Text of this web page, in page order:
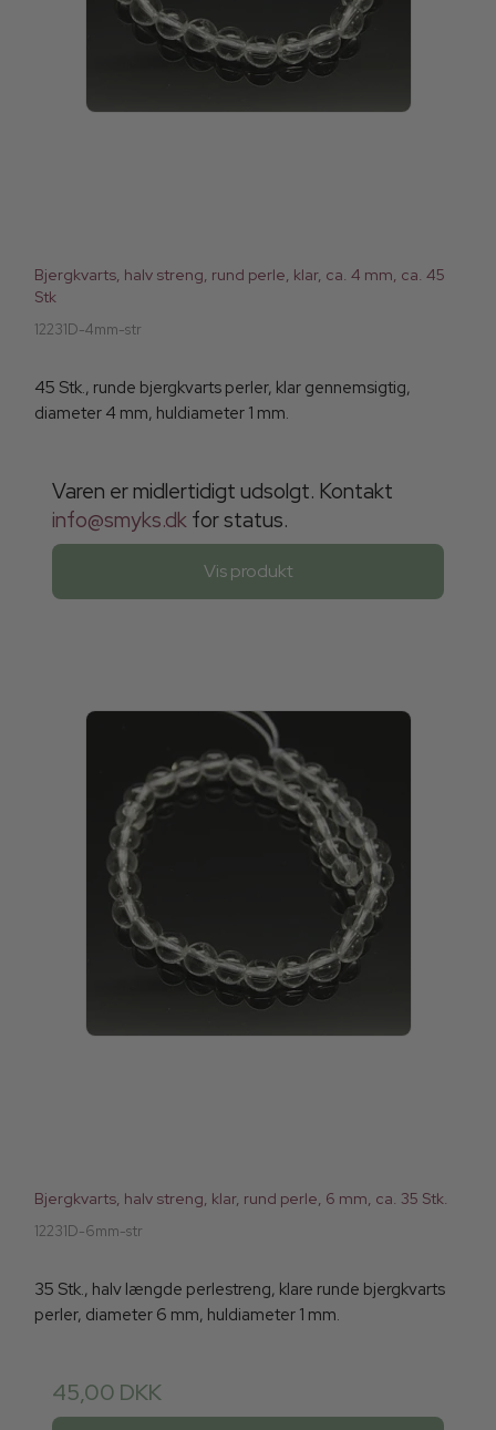
Bjergkvarts, halv streng, rund perle, klar, ca. 4 mm, ca. 45
Stk
12231D-4mm-str
45 Stk., runde bjergkvarts perler, klar gennemsigtig,
diameter 4 mm, huldiameter 1 mm.
Varen er midlertidigt udsolgt. Kontakt
info@smyks.dk for status.
Vis produkt
Bjergkvarts, halv streng, klar, rund perle, 6 mm, ca. 35 Stk.
12231D-6mm-str
35 Stk., halv længde perlestreng, klare runde bjergkvarts
perler, diameter 6 mm, huldiameter 1 mm.
45,00 DKK